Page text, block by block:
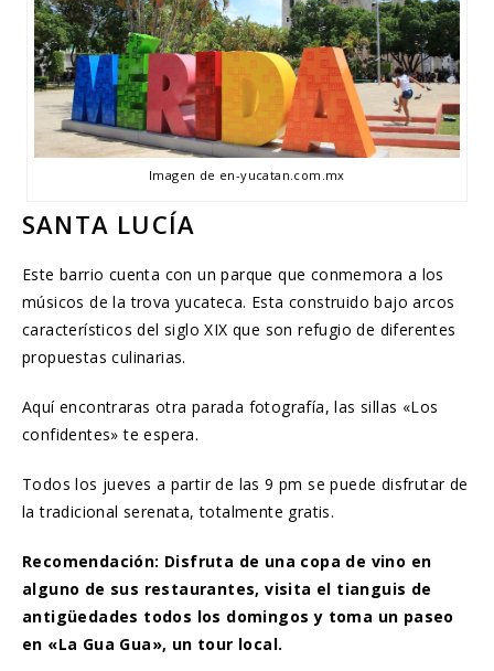
Imagen de en-yucatan.com.mx
SANTA LUCÍA
Este barrio cuenta con un parque que conmemora a los
músicos de la trova yucateca. Esta construido bajo arcos
característicos del siglo XIX que son refugio de diferentes
propuestas culinarias.
Aquí encontraras otra parada fotografía, las sillas «Los
confidentes» te espera.
Todos los jueves a partir de las 9 pm se puede disfrutar de
la tradicional serenata, totalmente gratis.
Recomendación: Disfruta de una copa de vino en
alguno de sus restaurantes, visita el tianguis de
antigüedades todos los domingos y toma un paseo
en «La Gua Gua», un tour local.